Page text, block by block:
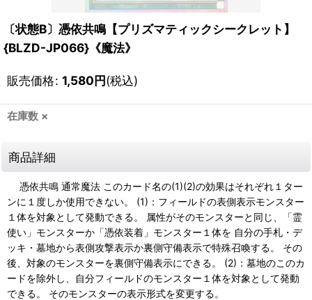
〔状態B〕憑依共鳴【プリズマティックシークレット】
{BLZD-JP066}《魔法》
販売価格: 1,580円(税込)
在庫数 ×
商品詳細
憑依共鳴 通常魔法 このカード名の(1)(2)の効果はそれぞれ１ター
ンに１度しか使用できない。 (1)：フィールドの表側表示モンスター
１体を対象として発動できる。 属性がそのモンスターと同じ、「霊
使い」モンスターか「憑依装着」モンスター１体を 自分の手札・デ
ッキ・墓地から表側攻撃表示か裏側守備表示で特殊召喚する。 その
後、対象のモンスターを裏側守備表示にできる。 (2)：墓地のこのカ
ードを除外し、自分フィールドのモンスター１体を対象として発動
できる。 そのモンスターの表示形式を変更する。